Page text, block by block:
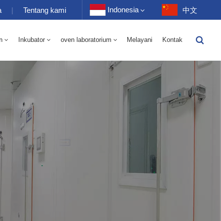
| Tentang kami Indonesia
Français
Português
中文
Inkubator oven laboratorium Melayani Kontak